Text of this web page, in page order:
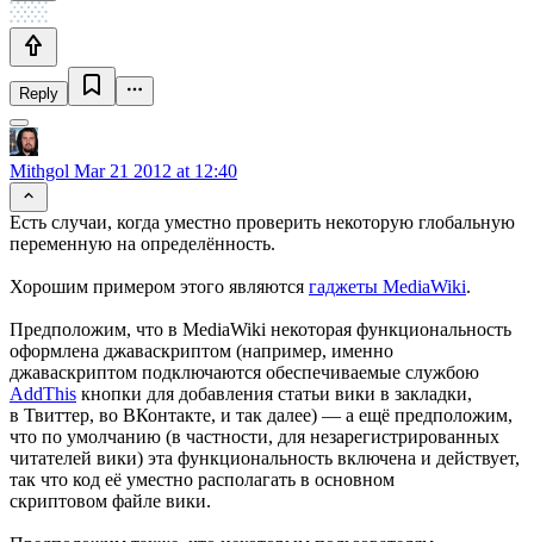
Reply
Mithgol Mar 21 2012 at 12:40
Есть случаи, когда уместно проверить некоторую глобальную
переменную на определённость.
Хорошим примером этого являются гаджеты MediaWiki.
Предположим, что в MediaWiki некоторая функциональность
оформлена джаваскриптом (например, именно
джаваскриптом подключаются обеспечиваемые службою
AddThis кнопки для добавления статьи вики в закладки,
в Твиттер, во ВКонтакте, и так далее) — а ещё предположим,
что по умолчанию (в частности, для незарегистрированных
читателей вики) эта функциональность включена и действует,
так что код её уместно располагать в основном
скриптовом файле вики.